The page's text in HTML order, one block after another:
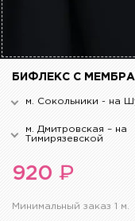
БИФЛЕКС С
м. Сокольники - на
м. Дмитровская – на
Тимирязевской
920 ₽
Минимальный заказ 1 м.